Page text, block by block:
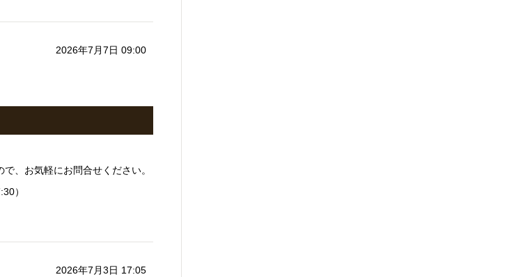
2026年7月7日 09:00
、お気軽にお問合せください。
）
2026年7月3日 17:05